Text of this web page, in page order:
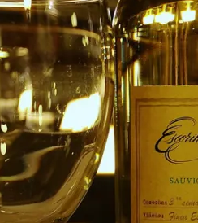
Petite
Sesiones
Pet